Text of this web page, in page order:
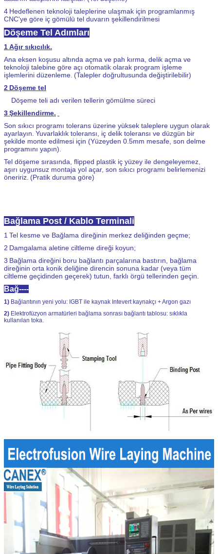
4 Hedeflenen teknoloji taleplerine ulaşmak için programlanmış
CNC'ye göre iç gömülü tel duvarın şekillendirilmesi
Döşeme Tel Adımları
1Ağır sıkıcılık.
Ana eksen koşusu altında açma ve pah kırma, delik açma ve
teknoloji talebine göre açı otomatik olarak program işleme
işlemlerini düzenleme. (Talepler doğrultusunda değiştirilebilir)
2 Döşeme tel
Döşeme teli adı verilen tellerin gömülme süreci
3Şekillendirme.
Son sıkıcı programı tolerans üzerine yüksek taleplere uygun olarak
ayarlayın. Yuvarlaklık toleransı, iç delik toleransı ve düzgün bir
şekilde monte edilmesi için (Yüzeyden 0.5mm mesafe, son delme
programını yapın).
Tel döşeme sırasında, flipped plastik iç yüzey ile dengeleyemez,
aşırı uygunsuz montaja yol açar, son sıkıcı programı belirlemenizi
öneririz. (Pratik duruma göre)
Bağlama Post / Kablo Terminali
1 Tel kesme ve Bağlama direğinin merkez deliğinden geçme;
2 Damgalama aletine ciltleme direği koyun;
3 Bağlama direğini boru bağlantı parçalarına bastırın, bağlama
direğinin orta konik deliğine direncin sonuna kadar (veya tüm
ciltleme geçidinden geçerek) tutun, farklı örgü tellerinden geçin.
Bağ----
1) Bağlantının yeni yolu: IGBT ile kaynak Intevert kaynakçı + Argon gazı
2) Elektrofüzyon armatürleri bağlama sonrası bağlantı tablosu: sıklıkla
kullanılan toka.